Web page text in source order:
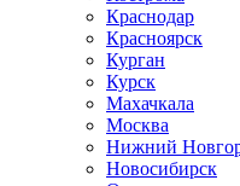
Краснодар
Красноярск
Курган
Курск
Махачкала
Москва
Нижний
Новосибирск